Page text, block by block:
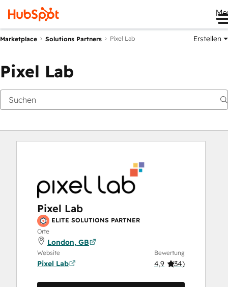
Marketplace Solutions Partners Pixel Lab Erstellen
Pixel Lab
Pixel Lab
ELITE SOLUTIONS PARTNER
Orte
London, GB
Website
Pixel Lab
Bewertung
4,9 (34)